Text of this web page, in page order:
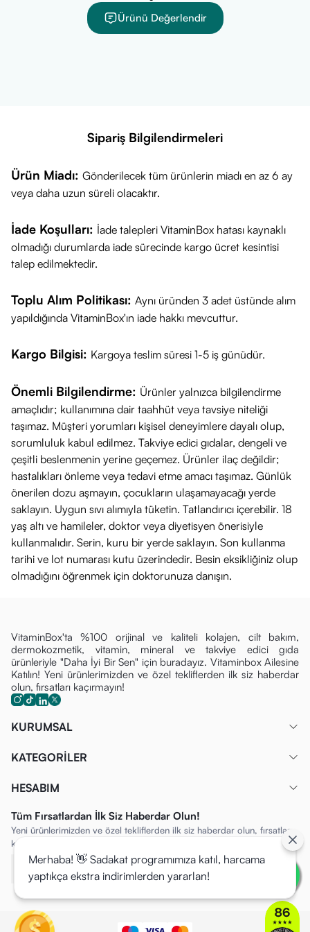
artırmak amacıyla
yağ içeren bir ana öğünle birlikte
alınması tavsiye edilir.
vücudun kalsiyum dengesini destekleyen bu Alman takviyesi,
zindeliğinizi her mevsim korumanıza yardımcı olur.
Ürünü Değerlendir
Sipariş Bilgilendirmeleri
Ürün Miadı: Gönderilecek tüm ürünlerin miadı en az 6 ay
veya daha uzun süreli olacaktır.
İade Koşulları: İade talepleri VitaminBox hatası kaynaklı
olmadığı durumlarda iade sürecinde kargo ücret kesintisi
talep edilmektedir.
Toplu Alım Politikası: Aynı üründen 3 adet üstünde alım
yapıldığında VitaminBox'ın iade hakkı mevcuttur.
Kargo Bilgisi: Kargoya teslim süresi 1-5 iş günüdür.
Önemli Bilgilendirme: Ürünler yalnızca bilgilendirme
amaçlıdır; kullanımına dair taahhüt veya tavsiye niteliği
taşımaz. Müşteri yorumları kişisel deneyimlere dayalı olup,
sorumluluk kabul edilmez. Takviye edici gıdalar, dengeli ve
çeşitli beslenmenin yerine geçemez. Ürünler ilaç değildir;
hastalıkları önleme veya tedavi etme amacı taşımaz. Günlük
önerilen dozu aşmayın, çocukların ulaşamayacağı yerde
saklayın. Uygun sıvı alımıyla tüketin. Tatlandırıcı içerebilir. 18
yaş altı ve hamileler, doktor veya diyetisyen önerisiyle
kullanmalıdır. Serin, kuru bir yerde saklayın. Son kullanma
tarihi ve lot numarası kutu üzerindedir. Besin eksikliğiniz olup
olmadığını öğrenmek için doktorunuza danışın.
VitaminBox'ta %100 orijinal ve kaliteli kolajen, cilt bakım,
dermokozmetik, vitamin, mineral ve takviye edici gıda
ürünleriyle "Daha İyi Bir Sen" için buradayız. Vitaminbox Ailesine
Katılın! Yeni ürünlerimizden ve özel tekliflerden ilk siz haberdar
olun, fırsatları kaçırmayın!
KURUMSAL
KATEGORİLER
HESABIM
Tüm Fırsatlardan İlk Siz Haberdar Olun!
Yeni ürünlerimizden ve özel tekliflerden ilk siz haberdar olun, fırsatları
kaçırmayın!
Merhaba! 👋 Sadakat programımıza katıl, harcama
yaptıkça ekstra indirimlerden yararlan!